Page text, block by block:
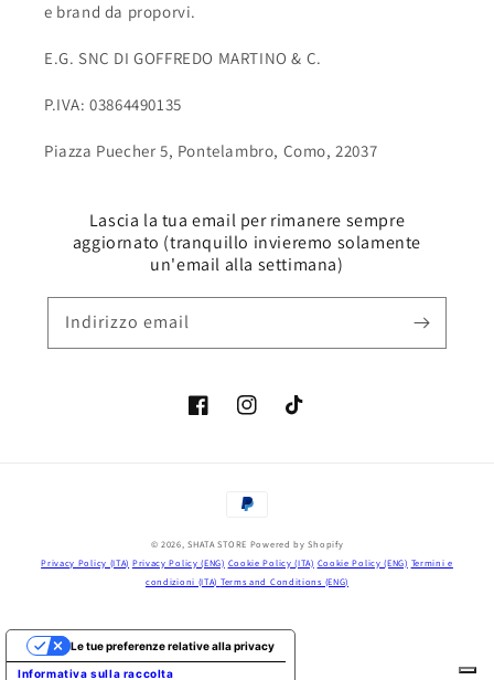
e brand da proporvi.
E.G. SNC DI GOFFREDO MARTINO & C.
P.IVA: 03864490135
Piazza Puecher 5, Pontelambro, Como, 22037
Lascia la tua email per rimanere sempre
aggiornato (tranquillo invieremo solamente
un'email alla settimana)
Indirizzo email
FacebookInstagramTikTok
Metodi
pagamento
© 2026,SHATA STORE Powered by Shopify
Privacy Policy (ITA) Privacy Policy (ENG) Cookie Policy (ITA) Cookie Policy (ENG) Termini e
condizioni (ITA) Terms and Conditions (ENG)
Informativa sulla raccolta
Le tue preferenze relative alla privacy